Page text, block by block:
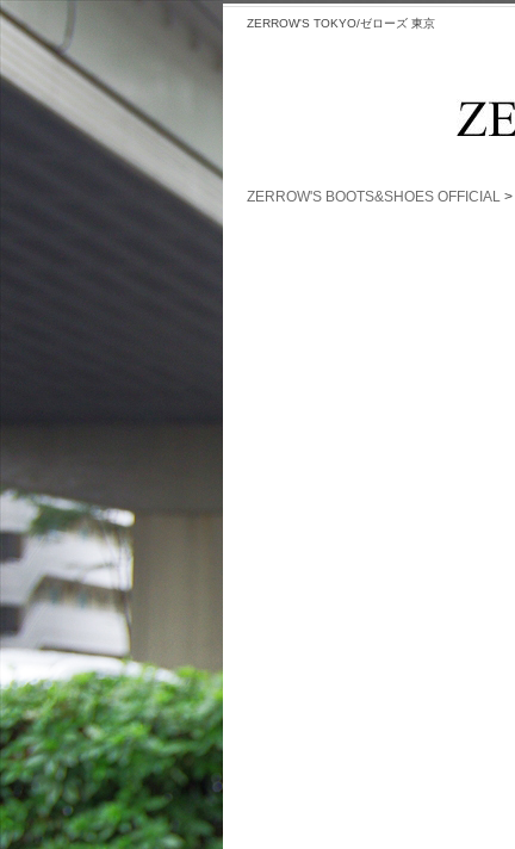
ZERROW'S TOKYO/ゼローズ 東京
ZERROW'S BOOTS&SHOES OFFICIAL >